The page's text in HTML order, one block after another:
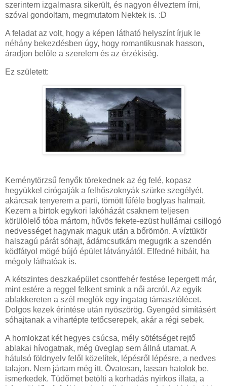
szerintem izgalmasra sikerült, és nagyon élveztem írni,
szóval gondoltam, megmutatom Nektek is. :D
A feladat az volt, hogy a képen látható helyszínt írjuk le
néhány bekezdésben úgy, hogy romantikusnak hasson,
áradjon belőle a szerelem és az érzékiség.
Ez született:
Keménytörzsű fenyők törekednek az ég felé, kopasz
hegyükkel cirógatják a felhőszoknyák szürke szegélyét,
akárcsak tenyerem a parti, tömött fűféle boglyas halmait.
Kezem a birtok egykori lakóházát csaknem teljesen
körülölelő tóba mártom, hűvös fekete-ezüst hullámai csillogó
nedvességet hagynak maguk után a bőrömön. A víztükör
halszagú párát sóhajt, ádámcsutkám megugrik a szendén
ködfátyol mögé bújó épület látványától. Elfedné hibáit, ha
mégoly láthatóak is.
A kétszintes deszkaépület csontfehér festése lepergett már,
mint estére a reggel felkent smink a női arcról. Az egyik
ablakkereten a szél meglök egy ingatag támasztólécet.
Dolgos kezek érintése után nyöszörög. Gyengéd simításért
sóhajtanak a vihartépte tetőcserepek, akár a régi sebek.
A homlokzat két hegyes csúcsa, mély sötétséget rejtő
ablakai hívogatnak, még üveglap sem állná utamat. A
hátulsó földnyelv felől közelítek, lépésről lépésre, a nedves
talajon. Nem jártam még itt. Óvatosan, lassan hatolok be,
ismerkedek. Tüdőmet betölti a korhadás nyirkos illata, a